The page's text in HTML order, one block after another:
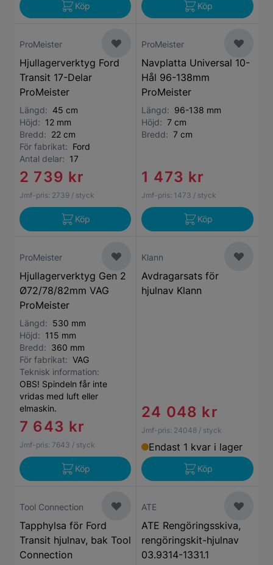
Köp Köp
ProMeister
Hjullagerverktyg Ford
Transit 17-Delar
ProMeister
Längd: 45 cm
Höjd: 12 mm
Bredd: 22 cm
För fabrikat: Ford
Antal delar: 17
2 739 kr
Jmf-pris: 2739 / styck
Köp
ProMeister
Navplatta Universal 10-
Hål 96-138mm
ProMeister
Längd: 96-138 mm
Höjd: 7 cm
Bredd: 7 cm
1 473 kr
Jmf-pris: 1473 / styck
Köp
ProMeister
Hjullagerverktyg Gen 2
Ø72/78/82mm VAG
ProMeister
Längd: 530 mm
Höjd: 115 mm
Bredd: 360 mm
För fabrikat: VAG
Teknisk information:
OBS! Spindeln får inte
vridas med luft eller
elmaskin.
7 643 kr
Jmf-pris: 7643 / styck
Köp
Klann
Avdragarsats för
hjulnav Klann
24 048 kr
Jmf-pris: 24048 / styck
Endast 1 kvar i lager
Köp
Tool Connection
Tapphylsa för Ford
Transit hjulnav, bak Tool
Connection
ATE
ATE Rengöringsskiva,
rengöringskit-hjulnav
03.9314-1331.1